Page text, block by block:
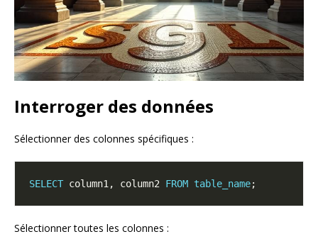
Interroger des données
Sélectionner des colonnes spécifiques :
SELECT column1, column2 FROM table_name
Sélectionner toutes les colonnes :